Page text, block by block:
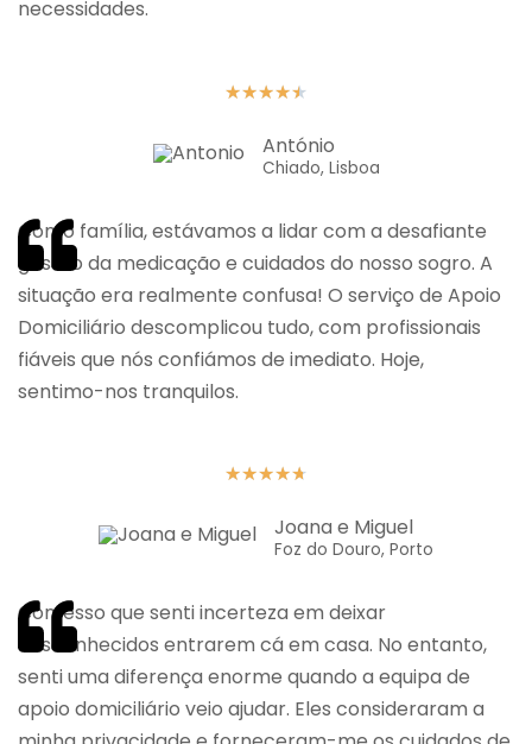
necessidades.
★★★★★
António
Chiado, Lisboa
Como família, estávamos a lidar com a desafiante
gestão da medicação e cuidados do nosso sogro. A
situação era realmente confusa! O serviço de Apoio
Domiciliário descomplicou tudo, com profissionais
fiáveis que nós confiámos de imediato. Hoje,
sentimo-nos tranquilos.
★★★★★
Joana e Miguel
Foz do Douro, Porto
Confesso que senti incerteza em deixar
desconhecidos entrarem cá em casa. No entanto,
senti uma diferença enorme quando a equipa de
apoio domiciliário veio ajudar. Eles consideraram a